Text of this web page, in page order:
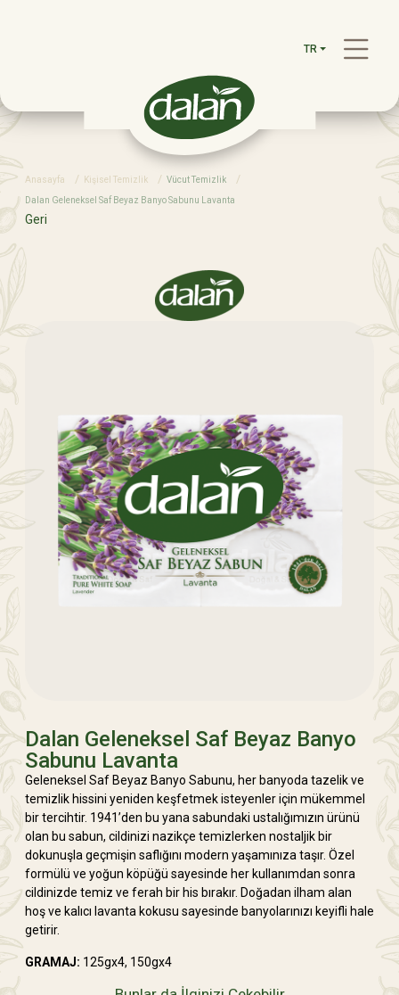
TR
Anasayfa Kişisel Temizlik Vücut Temizlik
Dalan Geleneksel Saf Beyaz Banyo Sabunu Lavanta
Geri
Dalan Geleneksel Saf Beyaz Banyo
Sabunu Lavanta
Geleneksel Saf Beyaz Banyo Sabunu, her banyoda tazelik ve
temizlik hissini yeniden keşfetmek isteyenler için mükemmel
bir tercihtir. 1941’den bu yana sabundaki ustalığımızın ürünü
olan bu sabun, cildinizi nazikçe temizlerken nostaljik bir
dokunuşla geçmişin saflığını modern yaşamınıza taşır. Özel
formülü ve yoğun köpüğü sayesinde her kullanımdan sonra
cildinizde temiz ve ferah bir his bırakır. Doğadan ilham alan
hoş ve kalıcı lavanta kokusu sayesinde banyolarınızı keyifli hale
getirir.
GRAMAJ: 125gx4, 150gx4